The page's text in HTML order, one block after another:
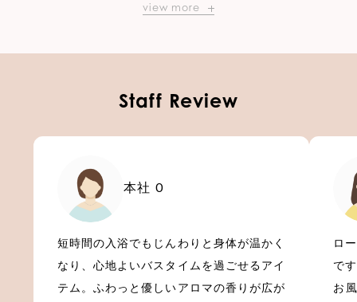
view more
Staff Review
本社 O
短時間の入浴でもじんわりと身体が温かく
なり、心地よいバスタイムを過ごせるアイ
テム。ふわっと優しいアロマの香りが広が
ロ
で
お